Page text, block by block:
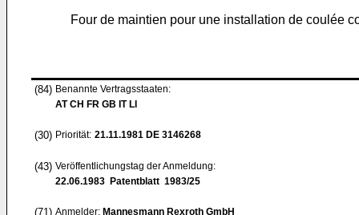
Four de maintien pour une installation de coulée
(84) Benannte Vertragsstaaten:
AT CH FR GB IT LI
(30) Priorität: 21.11.1981 DE 3146268
(43) Veröffentlichungstag der Anmeldung:
22.06.1983 Patentblatt 1983/25
(71) Anmelder: Mannesmann Rexroth GmbH